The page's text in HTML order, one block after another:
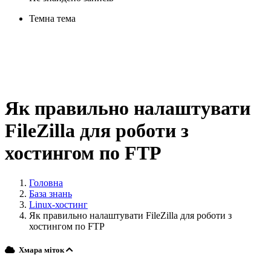
Темна тема
Як правильно налаштувати
FileZilla для роботи з
хостингом по FTP
Головна
База знань
Linux-хостинг
Як правильно налаштувати FileZilla для роботи з
хостингом по FTP
Хмара міток